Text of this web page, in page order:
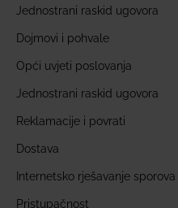
Jednostrani raskid ugovora
Dojmovi i pohvale
Opći uvjeti poslovanja
Jednostrani raskid ugovora
Reklamacije i povrati
Dostava
Internetsko rješavanje sporova
Pristupačnost